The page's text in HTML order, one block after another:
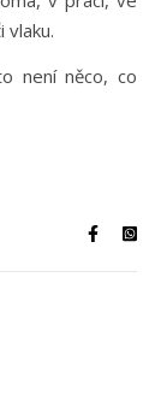
vlaku.
není něco, co